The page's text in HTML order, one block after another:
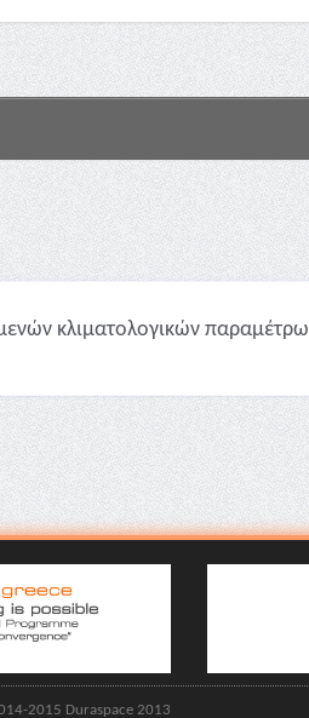
κλιματολογικών
2015 Duraspace 2013